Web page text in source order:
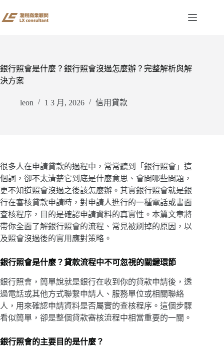
至
容
銀行照會是什麼？銀行照會沒過怎麼辦？完整解析與解
決方案
leon 1 3 月, 2026 信用貸款
很多人在申請貸款的過程中，常常聽到「銀行照會」這
個詞，卻不太清楚它到底是什麼意思、會問哪些問題，
更不知道照會沒過之後該怎麼辦。其實銀行照會就是銀
行在審核貸款申請時，對申請人進行的一種電話或書面
查核程序，目的是確認申請資料的真實性。本篇文章將
帶你全面了解銀行照會的流程、常見被刷掉的原因，以
及照會沒過後的實用應對策略。
銀行照會是什麼？貸款流程中不可忽視的關鍵環節
銀行照會，簡單說就是銀行在收到你的貸款申請後，透
過電話或其他方式聯繫申請人、服務單位或相關聯絡
人，用來確認申請資料是否屬實的查核程序。這個步驟
看似簡單，卻是整個貸款審核流程中相當重要的一關。
銀行照會的主要目的是什麼？